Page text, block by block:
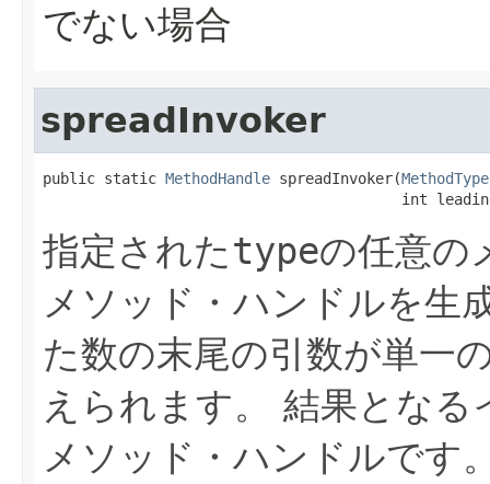
でない場合
spreadInvoker
public static MethodHandle spreadInvoker(MethodType
int
指定されたtypeの任意の
メソッド・ハンドルを生
た数の末尾の引数が単一
えられます。
結果となる
メソッド・ハンドルです